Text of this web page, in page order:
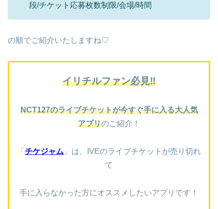
段/チケット応募枚数制限/会場/時間
の順でご紹介いたしますね♡
イリチルファン必見‼
NCT127のライブチケットが今すぐ手に入る大人気
アプリのご紹介！
「 チケジャム 」は、 IVEのライブチケットが売り切れ
て
手に入らなかった方にオススメしたいアプリです！